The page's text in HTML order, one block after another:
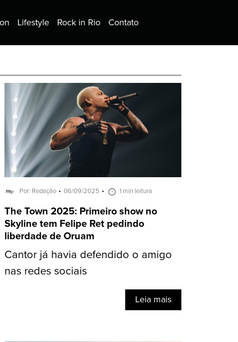
Lifestyle Rock in Rio Contato
Por: Redação 06/09/2025 1 min leitura
The Town 2025: Primeiro show no
Skyline tem Felipe Ret pedindo
liberdade de Oruam
Cantor já havia defendido o amigo
nas redes sociais
Leia mais